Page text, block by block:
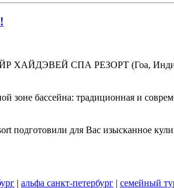
ХАЙДЭВЕЙ СПА РЕЗОРТ (Гоа,
зоне бассейна: традиционная и
для Вас изысканное
| альфа санкт-петербург | семейный